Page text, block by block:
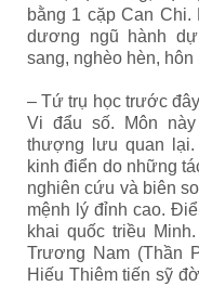
bằng 1 cặp Can
dương ngũ hành
sang, nghèo hèn,
– Tứ trụ học trước
Vi đẩu số. Môn
thượng lưu quan lại.
kinh điển do những
nghiên cứu và biên
mệnh lý đỉnh cao.
khai quốc triều
Trương Nam (Thần
Hiếu Thiêm tiến sỹ